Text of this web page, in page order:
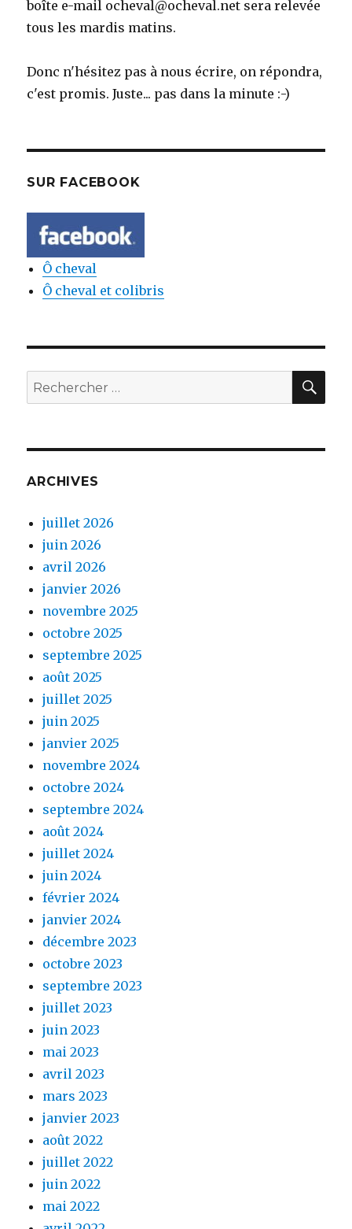
boîte e-mail ocheval@ocheval.net sera relevée
tous les mardis matins.
Donc n'hésitez pas à nous écrire, on répondra,
c'est promis. Juste... pas dans la minute :-)
SUR FACEBOOK
Ô cheval
Ô cheval et colibris
Rechercher:
ARCHIVES
juillet 2026
juin 2026
avril 2026
janvier 2026
novembre 2025
octobre 2025
septembre 2025
août 2025
juillet 2025
juin 2025
janvier 2025
novembre 2024
octobre 2024
septembre 2024
août 2024
juillet 2024
juin 2024
février 2024
janvier 2024
décembre 2023
octobre 2023
septembre 2023
juillet 2023
juin 2023
mai 2023
avril 2023
mars 2023
janvier 2023
août 2022
juillet 2022
juin 2022
mai 2022